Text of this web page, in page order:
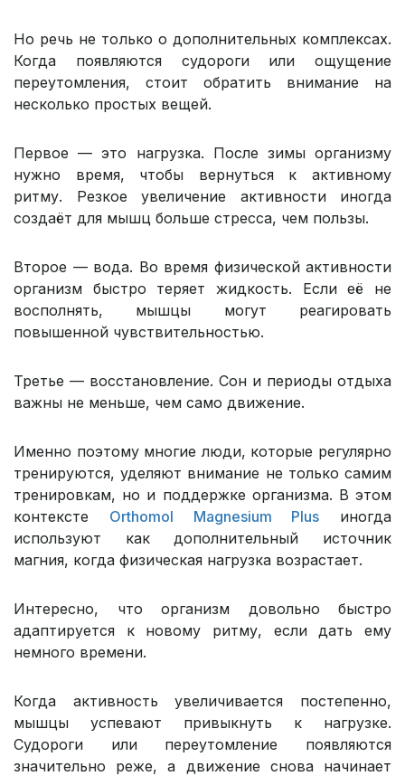
Но речь не только о дополнительных комплексах.
Когда появляются судороги или ощущение
переутомления, стоит обратить внимание на
несколько простых вещей.
Первое — это нагрузка. После зимы организму
нужно время, чтобы вернуться к активному
ритму. Резкое увеличение активности иногда
создаёт для мышц больше стресса, чем пользы.
Второе — вода. Во время физической активности
организм быстро теряет жидкость. Если её не
восполнять, мышцы могут реагировать
повышенной чувствительностью.
Третье — восстановление. Сон и периоды отдыха
важны не меньше, чем само движение.
Именно поэтому многие люди, которые регулярно
тренируются, уделяют внимание не только самим
тренировкам, но и поддержке организма. В этом
контексте Orthomol Magnesium Plus иногда
используют как дополнительный источник
магния, когда физическая нагрузка возрастает.
Интересно, что организм довольно быстро
адаптируется к новому ритму, если дать ему
немного времени.
Когда активность увеличивается постепенно,
мышцы успевают привыкнуть к нагрузке.
Судороги или переутомление появляются
значительно реже, а движение снова начинает